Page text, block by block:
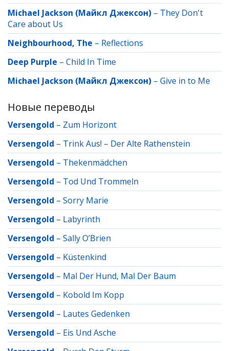
Michael Jackson (Майкл Джексон) – They Don't
Care about Us
Neighbourhood, The – Reflections
Deep Purple – Child In Time
Michael Jackson (Майкл Джексон) – Give in to Me
Новые переводы
Versengold – Zum Horizont
Versengold – Trink Aus! – Der Alte Rathenstein
Versengold – Thekenmädchen
Versengold – Tod Und Trommeln
Versengold – Sorry Marie
Versengold – Labyrinth
Versengold – Sally O’Brien
Versengold – Küstenkind
Versengold – Mal Der Hund, Mal Der Baum
Versengold – Kobold Im Kopp
Versengold – Lautes Gedenken
Versengold – Eis Und Asche